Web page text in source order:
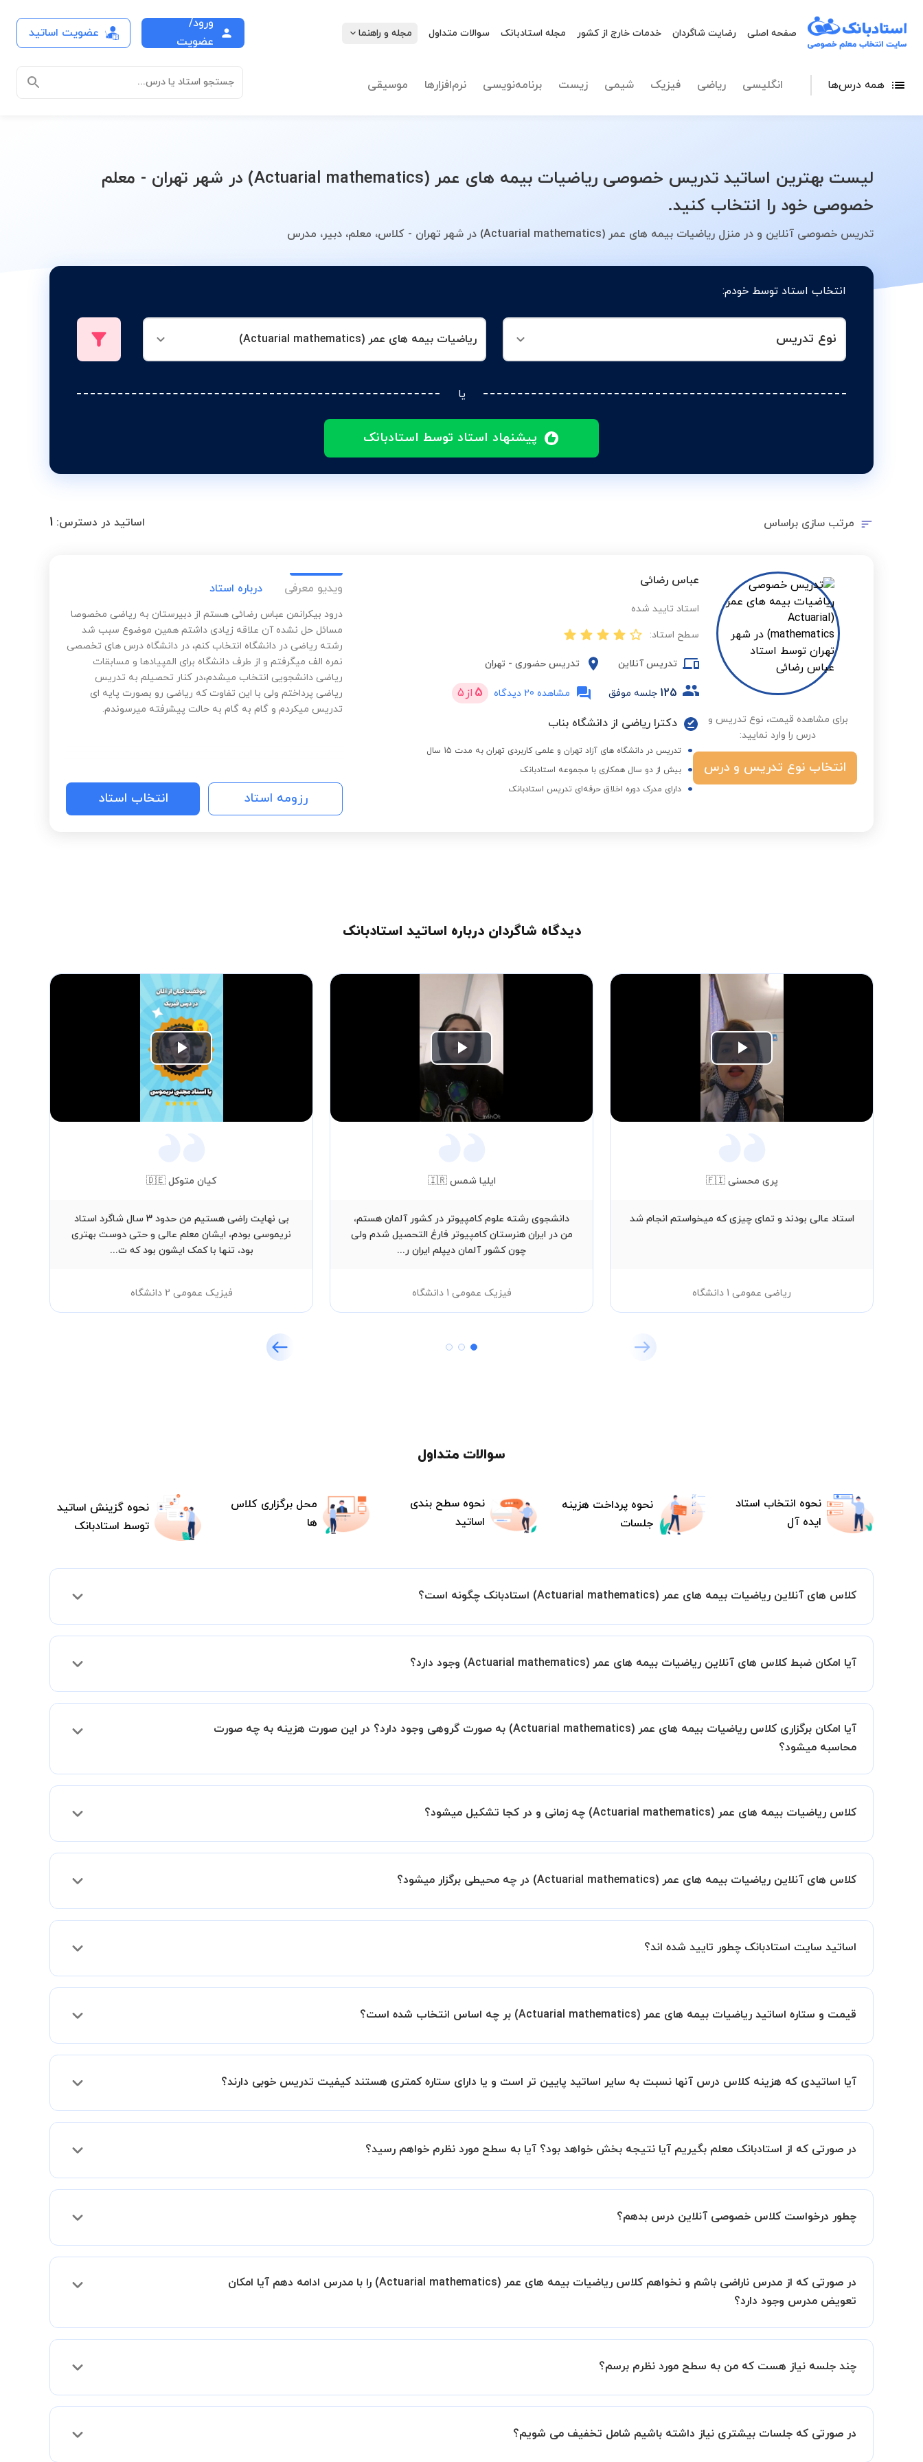
صفحه اصلی رضایت شاگردان خدمات خارج از کشور مجله استادبانک سوالات متداول مجله و راهنما
ورود/
عضویت
عضویت اساتید
همه درس‌ها انگلیسی ریاضی فیزیک شیمی زیست برنامه‌نویسی نرم‌افزارها موسیقی جستجو استاد یا درس...
لیست بهترین اساتید تدریس خصوصی ریاضیات بیمه های عمر (Actuarial mathematics) در شهر تهران - معلم
خصوصی خود را انتخاب کنید.
تدریس خصوصی آنلاین و در منزل ریاضیات بیمه های عمر (Actuarial mathematics) در شهر تهران - کلاس، معلم، دبیر، مدرس
انتخاب استاد توسط خودم:
نوع تدریس ریاضیات بیمه های عمر (Actuarial mathematics)
یا
پیشنهاد استاد توسط استادبانک
نوع تدریس ریاضیات بیمه های عمر (Actuarial mathematics)
مرتب سازی براساس اساتید در دسترس: 1
برای مشاهده قیمت، نوع تدریس و
درس را وارد نمایید:
انتخاب نوع تدریس و درس
عباس رضائی
استاد تایید شده
سطح استاد:
تدریس آنلاین تدریس حضوری - تهران
125 جلسه موفق مشاهده 20 دیدگاه 5 از 5
دکترا ریاضی از دانشگاه بناب
تدریس در دانشگاه های آزاد تهران و علمی کاربردی تهران به مدت 15 سال
بیش از دو سال همکاری با مجموعه استادبانک
دارای مدرک دوره اخلاق حرفه‌ای تدریس استادبانک
ویدیو معرفی درباره استاد
درود بیکرانمن عباس رضائی هستم از دبیرستان به ریاضی مخصوصا
مسائل حل نشده آن علاقه زیادی داشتم همین موضوع سبب شد
رشته ریاضی در دانشگاه انتخاب کنم، در دانشگاه درس های تخصصی
نمره الف میگرفتم و از طرف دانشگاه برای المپیادها و مسابقات
ریاضی دانشجویی انتخاب میشدم،در کنار تحصیلم به تدریس
ریاضی پرداختم ولی با این تفاوت که ریاضی رو بصورت پایه ای
تدریس میکردم و گام به گام به حالت پیشرفته میرسوندم.
رزومه استاد انتخاب استاد
دیدگاه شاگردان درباره اساتید استادبانک
Play
Video
پری محسنی 🇫🇮
استاد عالی بودند و تمای چیزی که میخواستم انجام شد
ریاضی عمومی 1 دانشگاه
Play
Video
ایلیا شمس 🇮🇷
دانشجوی رشته علوم کامپیوتر در کشور آلمان هستم،
من در ایران هنرستان کامپیوتر فارغ التحصیل شدم ولی
چون کشور آلمان دیپلم ایران ر...
فیزیک عمومی 1 دانشگاه
Play
Video
کیان متوکل 🇩🇪
بی نهایت راضی هستیم من حدود 3 سال شاگرد استاد
نریموسی بودم، ایشان معلم عالی و حتی دوست بهتری
بود، تنها با کمک ایشون بود که ت...
فیزیک عمومی 2 دانشگاه
سوالات متداول
نحوه انتخاب استاد
ایده آل
نحوه پرداخت هزینه
جلسات
نحوه سطح بندی
اساتید
محل برگزاری کلاس
ها
نحوه گزینش اساتید
توسط استادبانک
کلاس های آنلاین ریاضیات بیمه های عمر (Actuarial mathematics) استادبانک چگونه است؟
اگر تاکنون تجربه برگزاری کلاس آنلاین نداشته اید این اطمینان خاطر را به شما میدهیم که استاد شما پیش از جلسه تمامی موارد لازم برای برگزاری یک کلاس آنلاین با
آیا امکان ضبط کلاس های آنلاین ریاضیات بیمه های عمر (Actuarial mathematics) وجود دارد؟
بله، فقط این موضوع را بایستی قبل از برگزاری کلاس با استاد هماهنگ کنید.
آیا امکان برگزاری کلاس ریاضیات بیمه های عمر (Actuarial mathematics) به صورت گروهی وجود دارد؟ در این صورت هزینه به چه صورت
محاسبه میشود؟
به صورت پیش فرض کلاس های ریاضیات بیمه های عمر (Actuarial mathematics) خصوصی هستند اما در صورتیکه مایل هستید کلاس ها را در کنار دوستان و یا آشنایان
کلاس ریاضیات بیمه های عمر (Actuarial mathematics) چه زمانی و در کجا تشکیل میشود؟
زمان برگزاری کلاس های ریاضیات بیمه های عمر (Actuarial mathematics) به صورت توافقی بین شما و استاد تعیین خواهد شد.
مانند کتابخانه با استاد خود هماهنگی لازم را انجام دهید.
کلاس های آنلاین ریاضیات بیمه های عمر (Actuarial mathematics) در چه محیطی برگزار میشود؟
کلاس ها در دو محیط اسکای روم و یا ادوبی کانکت برگزار میشود.
اساتید سایت استادبانک چطور تایید شده اند؟
در ابتدا تیم داوری استادبانک نمونه تدریس تمامی اساتید را بررسی میکند. در صورت رضایت از شیوه تدریس، استاد مجوز فعالیت در استادبانک را دریافت میکند.
قیمت و ستاره اساتید ریاضیات بیمه های عمر (Actuarial mathematics) بر چه اساس انتخاب شده است؟
قیمت هر جلسه تدریس اساتید ریاضیات بیمه های عمر (Actuarial mathematics) بر اساس ستاره آنها در سامانه استادبانک می باشد.
بنابراین تمامی اساتید استادبانک (1 ستاره تا VIP) از نظر کیفیت تدریس مورد ارزیابی قرار گرفته و تایید شده اند.
آیا اساتیدی که هزینه کلاس درس آنها نسبت به سایر اساتید پایین تر است و یا دارای ستاره کمتری هستند کیفیت تدریس خوبی دارند؟
بله قطعا تدریس این اساتید هم با کیفیت است حتی این موضوع در بخش نظرات ثبت شده شاگردان آنها نیز مشهود است، فقط اختلاف هزینه آنها با اساتید دیگر به دلیل
در صورتی که از استادبانک معلم بگیریم آیا نتیجه بخش خواهد بود؟ آیا به سطح مورد نظرم خواهم رسید؟
ما قطعا مدرسین خیلی خوبی را برای شما معرفی می کنیم تا در کنار تلاش شما این اتفاق بیفتد و کلاس نتیجه بخش باشد و به سطح مطلوب خود برسید.
چطور درخواست کلاس خصوصی آنلاین درس بدهم؟
شما میتوانید از دو طریق استاد مطلوب خود را پیدا کنید.
در روش دوم، میتوانید از طریق دکمه"استاد را به من پیشنهاد دهید" و یا "تماس با پشتیبانی" درخواست خود را ثبت کنید تا بخش پشتیبانی استادبانک شما را در انتخاب
استاد مطلوب یاری کند.
در فاصله 5 الی 30 دقیقه پس از ثبت درخواست از طرف شما، همکاران بخش پشتیبانی استادبانک با شما تماس گرفته و راهنمایی کامل و پیگیری لازم جهت تکمیل
همچنین میتوانید درخواست خود را از طریق تماس مستقیم با شماره 02191005343 نیز ثبت کنید.
در صورتی که از مدرس ناراضی باشم و نخواهم کلاس ریاضیات بیمه های عمر (Actuarial mathematics) را با مدرس ادامه دهم آیا امکان
تعویض مدرس وجود دارد؟
بله مشکلی نیست در صورت نارضایتی می توانید با مدرس دیگری کلاس را ادامه دهید.
چند جلسه نیاز هست که من به سطح مورد نظرم برسم؟
البته تعداد جلسات دست خود شما است ولی اگر تمایل داشته باشید که مدرس مشخص کند ابتدا باید جلسه اول کلاس درس شما با مدرس برگزار شود تا با توجه به سطح
در صورتی که جلسات بیشتری نیاز داشته باشیم شامل تخفیف می شویم؟